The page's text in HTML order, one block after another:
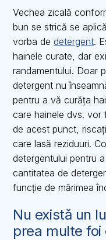
Vechea zicală
bun se strică se
vorba dedetergent.
hainele curate, dar
randamentului. Doar
detergent nu
pentru a vă curăța
care hainele dvs.
de acest punct,
care lasă reziduuri.
detergentului pentru
cantitatea de
funcție de mărimea
Nu există un
prea multe foi